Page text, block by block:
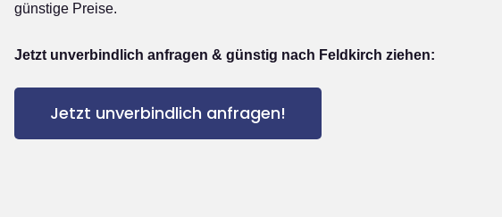
günstige Preise.
Jetzt unverbindlich anfragen & günstig nach Feldkirch ziehen:
Jetzt unverbindlich anfragen!